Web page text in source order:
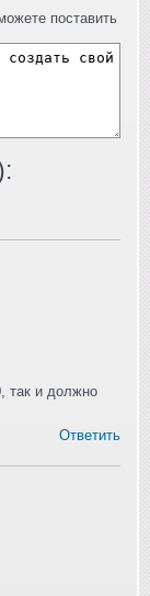
поставить
так и должно
Ответить